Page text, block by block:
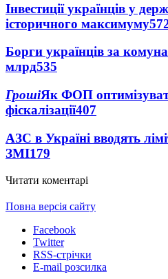
Інвестиції українців у
історичного максимуму
Борги українців за
млрд535
ГрошіЯк ФОП
фіскалізації407
АЗС в Україні вводять
ЗМІ179
Читати коментарі
Повна версія сайту
Facebook
Twitter
RSS-стрічки
E-mail розсилка